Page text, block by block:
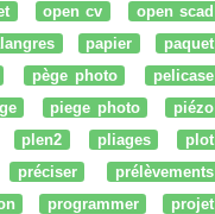
open cv
open scad
papier
paquet
pège photo
pelicase
piege photo
piézo
plen2 pliages
plot
préciser
prélèvements
programmer
projet